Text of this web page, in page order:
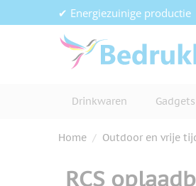
Ga naar de inhoud✔ Energiezuinige productie
Drinkwaren
Home / Outdoor en vrije
RCS